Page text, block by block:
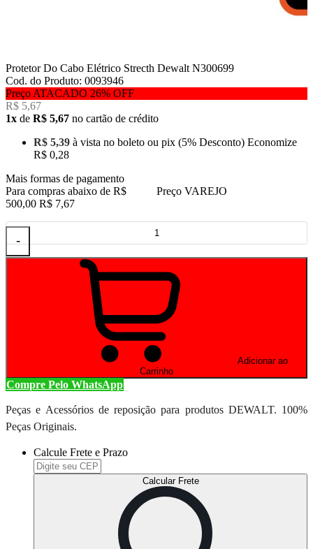
Protetor Do Cabo Elétrico Strecth Dewalt N300699
Cod. do Produto: 0093946
Preço ATACADO 26% OFF
R$ 5,67
1x de R$ 5,67 no cartão de crédito
R$ 5,39 à vista no boleto ou pix (5% Desconto) Economize
R$ 0,28
Mais formas de pagamento
Preço VAREJO
Para compras abaixo de R$
500,00 R$ 7,67
-
Carrinho
Compre Pelo WhatsApp
Peças e Acessórios de reposição para produtos DEWALT. 100%
Peças Originais.
Calcule Frete e Prazo
Calcular Frete